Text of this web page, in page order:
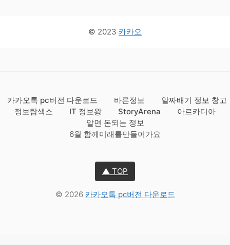
© 2023 카카오
카카오톡 pc버전 다운로드 바른정보
알짜배기 정보 창고
정보탐색소
IT 정보왕 StoryArena
아르카디아
알면 돈되는 정보
6월 함께미래를만들어가요
▲ TOP
© 2026 카카오톡 pc버전 다운로드